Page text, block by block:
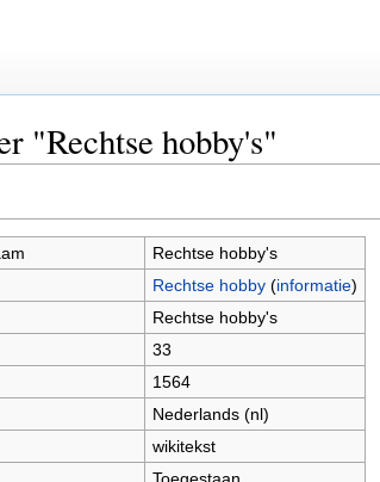
"Rechtse hobby's"
Rechtse hobby's
Rechtse hobby(informatie)
Rechtse hobby's
33
1564
Nederlands (nl)
wikitekst